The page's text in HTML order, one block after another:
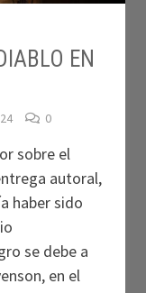
EN
0
sobre el
autoral,
haber sido
se debe a
en el